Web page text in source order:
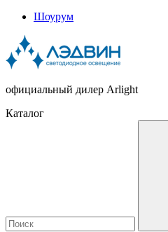
Шоурум
официальный дилер Arlight
Каталог